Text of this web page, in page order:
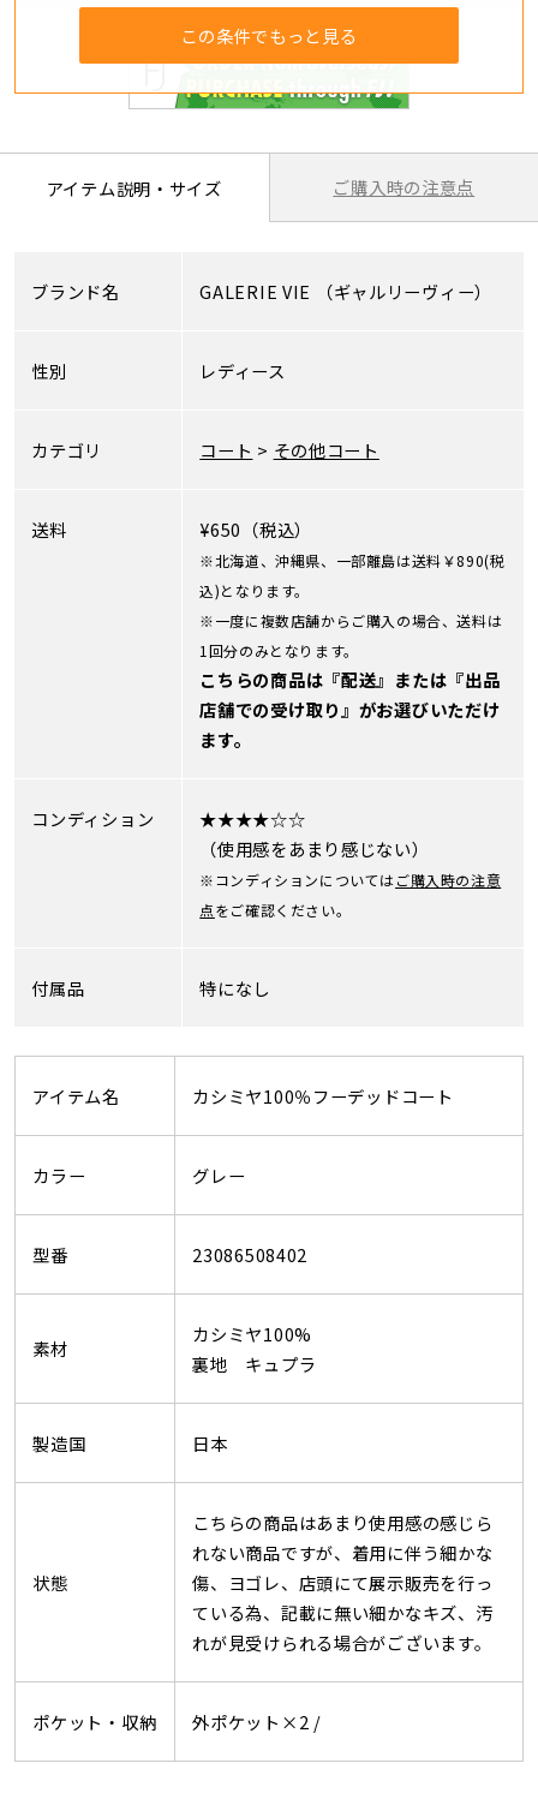
この条件でもっと見る
アイテム説明・サイズ ご購入時の注意点
ブランド名 GALERIE VIE （ギャルリーヴィー）
性別 レディース
カテゴリ コート > その他コート
送料 ¥650（税込）
※北海道、沖縄県、一部離島は送料￥890(税
込)となります。
※一度に複数店舗からご購入の場合、送料は
1回分のみとなります。
こちらの商品は『配送』または『出品
店舗での受け取り』がお選びいただけ
ます。
コンディション
★★★★☆☆
（使用感をあまり感じない）
※コンディションについてはご購入時の注意
点をご確認ください。
付属品 特になし
アイテム名 カシミヤ100％フーデッドコート
カラー グレー
型番 23086508402
素材
カシミヤ100%
裏地 キュプラ
製造国 日本
状態
こちらの商品はあまり使用感の感じら
れない商品ですが、着用に伴う細かな
傷、ヨゴレ、店頭にて展示販売を行っ
ている為、記載に無い細かなキズ、汚
れが見受けられる場合がございます。
ポケット・収納 外ポケット×2 /